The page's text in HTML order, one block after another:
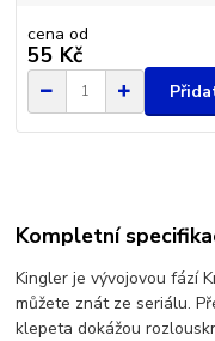
cena od
55 Kč
Kompletní
Kingler je vývojovou fází
můžete znát ze seriálu.
klepeta dokážou